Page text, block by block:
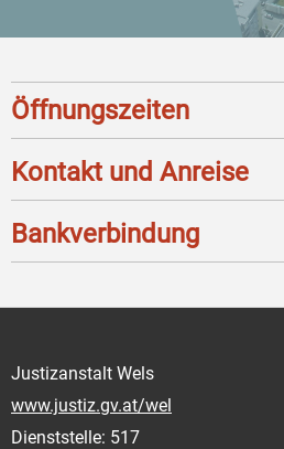
Öffnungszeiten
Kontakt und Anreise
Bankverbindung
Justizanstalt Wels
www.justiz.gv.at/wel
Dienststelle: 517